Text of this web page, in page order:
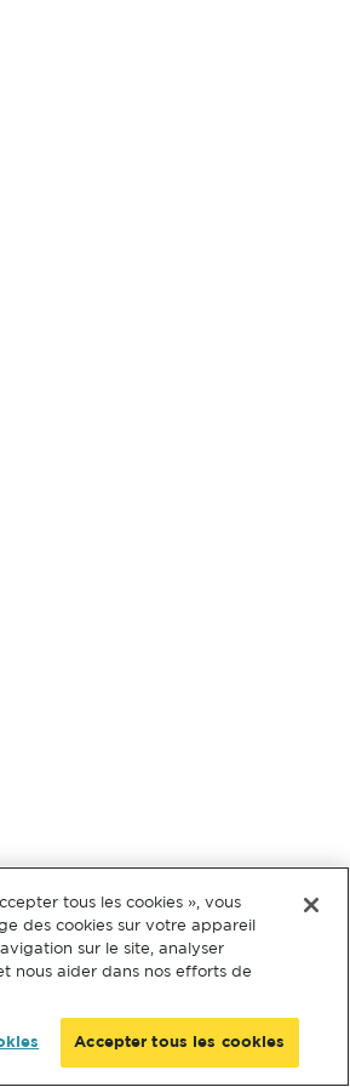
tous les cookies », vous
des cookies sur votre appareil
sur le site, analyser
nous aider dans nos efforts de
Accepter tous les cookies